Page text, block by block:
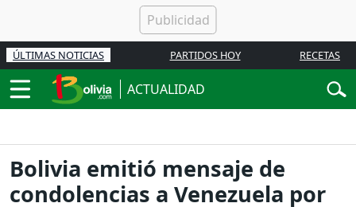
ÚLTIMAS NOTICIAS PARTIDOS HOY RECETAS
ACTUALIDAD
Bolivia emitió mensaje de
condolencias a Venezuela por